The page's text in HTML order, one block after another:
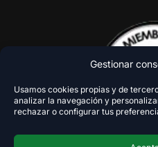
Gestionar
Usamos cookies propias y de
analizar la navegación y
rechazar o configurar tus